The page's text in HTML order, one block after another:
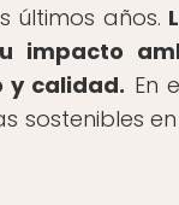
últimos años.
impacto
y calidad. En
sostenibles